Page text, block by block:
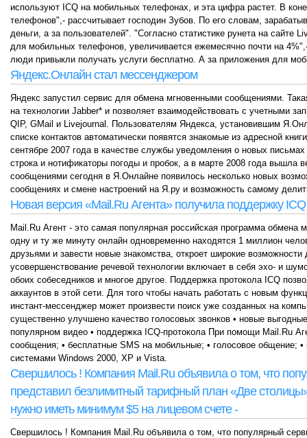
используют ICQ на мобильных телефонах, и эта цифра растет. В
телефонов",- рассчитывает господин Зубов. По его словам,
деньги, а за пользователей". "Согласно статистике рунета на
для мобильных телефонов, увеличивается ежемесячно почти на
люди привыкли получать услуги бесплатно. А за приложения для
Яндекс.Онлайн стал мессенджером
Яндекс запустил сервис для обмена мгновенными сообщениями.
на технологии Jabber* и позволяет взаимодействовать с учетными
QIP, GMail и Livejournal. Пользователям Яндекса, установившим
списке контактов автоматически появятся знакомые из адресной
сентябре 2007 года в качестве службы уведомления о новых
строка и нотификаторы погоды и пробок, а в марте 2008 года вышла
сообщениями сегодня в Я.Онлайне появилось несколько новых
сообщениях и смене настроений на Я.ру и возможность самому
Новая версия «Mail.Ru Агента» получила поддержку ICQ
Mail.Ru Агент - это самая популярная российская программа
одну и ту же минуту онлайн одновременно находятся 1 миллион
друзьями и завести новые знакомства, откроет широкие
усовершенствование речевой технологии включает в себя эхо- и
обоих собеседников и многое другое. Поддержка протокола ICQ
аккаунтов в этой сети. Для того чтобы начать работать с новым
инстант-мессенджер может произвести поиск уже созданных на
существенно улучшено качество голосовых звонков • новые
популярном видео • поддержка ICQ-протокола При помощи Mail.Ru
сообщения; • бесплатные SMS на мобильные; • голосовое общение;
системами Windows 2000, XP и Vista.
Свершилось ! Компания Mail.Ru объявила о том, что
представил безлимитный тарифный план «Две
нужно иметь минимум $5 на лицевом счете -
Свершилось ! Компания Mail.Ru объявила о том, что популярный